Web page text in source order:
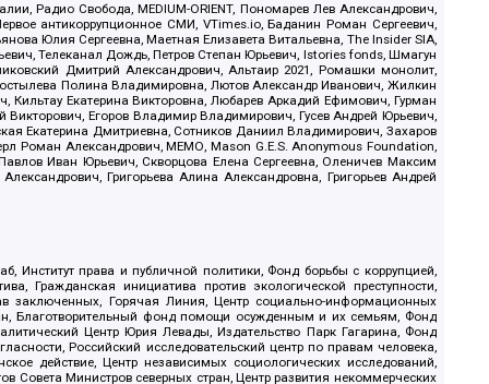
Радио Свобода, MEDIUM-ORIENT, Пономарев Лев Александрович,
антикоррупционное СМИ, VTimes.io, Баданин Роман Сергеевич,
Юлия Сергеевна, Маетная Елизавета Витальевна, The Insider SIA,
Телеканал Дождь, Петров Степан Юрьевич, Istories fonds, Шмагун
Дмитрий Александрович, Альтаир 2021, Ромашки монолит,
Полина Владимировна, Лютов Александр Иванович, Жилкин
Екатерина Викторовна, Любарев Аркадий Ефимович, Гурман
Егоров Владимир Владимирович, Гусев Андрей Юрьевич,
Екатерина Дмитриевна, Сотников Даниил Владимирович, Захаров
Роман Александрович, МЕМО, Mason G.E.S. Anonymous Foundation,
Иван Юрьевич, Скворцова Елена Сергеевна, Оленичев Максим
Григорьева Алина Александровна, Григорьев Андрей
Институт права и публичной политики, Фонд борьбы с коррупцией,
Гражданская инициатива против экологической преступности,
заключенных, Горячая Линия, Центр социально-информационных
Благотворительный фонд помощи осужденным и их семьям, Фонд
Центр Юрия Левады, Издательство Парк Гагарина, Фонд
Российский исследовательский центр по правам человека,
действие, Центр независимых социологических исследований,
Министров северных стран, Центр развития некоммерческих